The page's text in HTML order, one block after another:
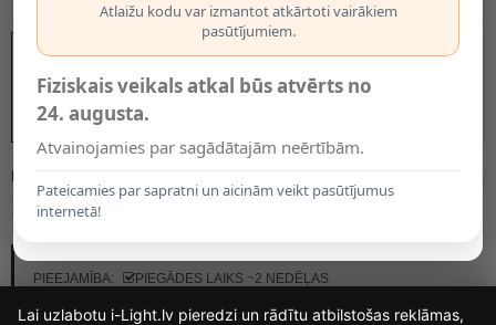
MODELIS:
137.00€
PIEEJAMĪBA:
PIEGĀDES LAIKS ~2 NEDĒĻAS
Atlaižu kodu var izmantot atkārtoti vairākiem
pasūtījumiem.
Fiziskais veikals atkal būs atvērts no
24. augusta.
Atvainojamies par sagādātajām neērtībām.
Pateicamies par sapratni un aicinām veikt pasūtījumus
internetā!
Lai uzlabotu i-Light.lv pieredzi un rādītu atbilstošas reklāmas,